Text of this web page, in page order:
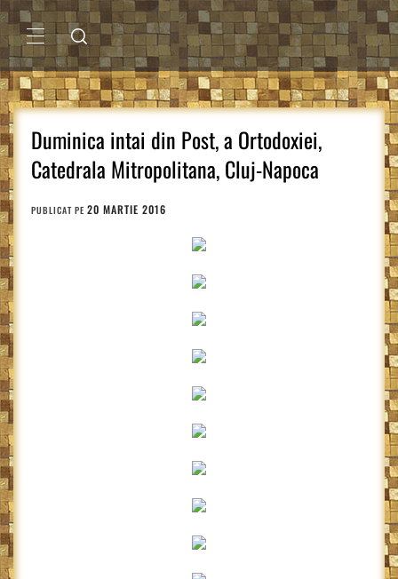
Sari
la
conținutMENIU
PRINCIPAL
Duminica intai din Post, a Ortodoxiei,
Catedrala Mitropolitana, Cluj-Napoca
PUBLICAT PE 20 MARTIE 2016